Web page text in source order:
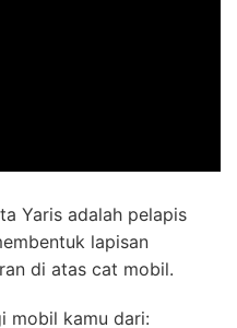
Yaris adalah pelapis
lapisan
di atas cat mobil.
mobil kamu dari: